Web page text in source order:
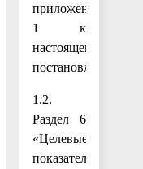
приложению
1 к
настоящему
постановлению;
1.2.
Раздел 6
«Целевые
показатели